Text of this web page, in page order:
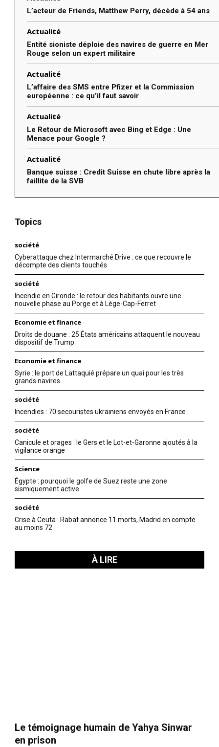
L’acteur de Friends, Matthew Perry, décède à 54 ans
Actualité
Entité sioniste déploie des navires de guerre en Mer
Rouge selon un expert militaire
Actualité
L’affaire des SMS entre Pfizer et la Commission
européenne : ce qu’il faut savoir
Actualité
Le Retour de Microsoft avec Bing et Edge : Une
Menace pour Google ?
Actualité
Banque suisse : Credit Suisse en chute libre après la
faillite de la SVB
Topics
société
Cyberattaque chez Intermarché Drive : ce que recouvre le
décompte des clients touchés
société
Incendie en Gironde : le retour des habitants ouvre une
nouvelle phase au Porge et à Lège-Cap-Ferret
Economie et finance
Droits de douane : 25 États américains attaquent le nouveau
dispositif de Trump
Economie et finance
Syrie : le port de Lattaquié prépare un quai pour les très
grands navires
société
Incendies : 70 secouristes ukrainiens envoyés en France
société
Canicule et orages : le Gers et le Lot-et-Garonne ajoutés à la
vigilance orange
Science
Égypte : pourquoi le golfe de Suez reste une zone
sismiquement active
société
Crise à Ceuta : Rabat annonce 11 morts, Madrid en compte
au moins 72
À LIRE
Le témoignage humain de Yahya Sinwar
en prison